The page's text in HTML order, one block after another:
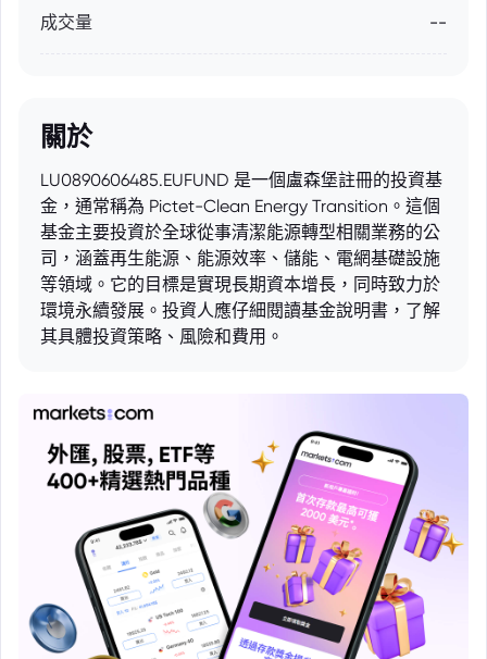
成交量 --
關於
LU0890606485.EUFUND 是一個盧森堡註冊的投資基
金，通常稱為 Pictet-Clean Energy Transition。這個
基金主要投資於全球從事清潔能源轉型相關業務的公
司，涵蓋再生能源、能源效率、儲能、電網基礎設施
等領域。它的目標是實現長期資本增長，同時致力於
環境永續發展。投資人應仔細閱讀基金說明書，了解
其具體投資策略、風險和費用。